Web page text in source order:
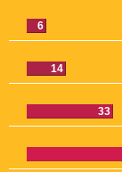
6
14
33